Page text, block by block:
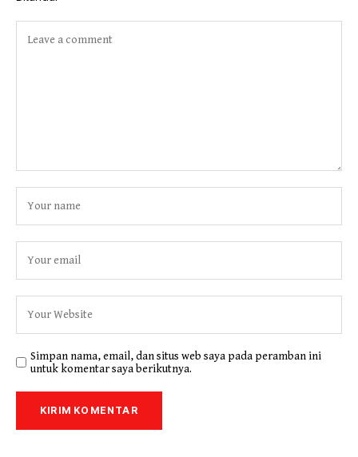
Simpan nama, email, dan situs web saya pada peramban ini
untuk komentar saya berikutnya.